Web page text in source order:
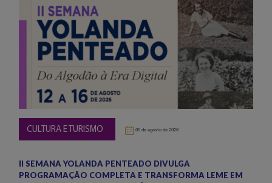
CULTURA E TURISMO 05 de agosto de 2026
II SEMANA YOLANDA PENTEADO DIVULGA
PROGRAMAÇÃO COMPLETA E TRANSFORMA LEME EM